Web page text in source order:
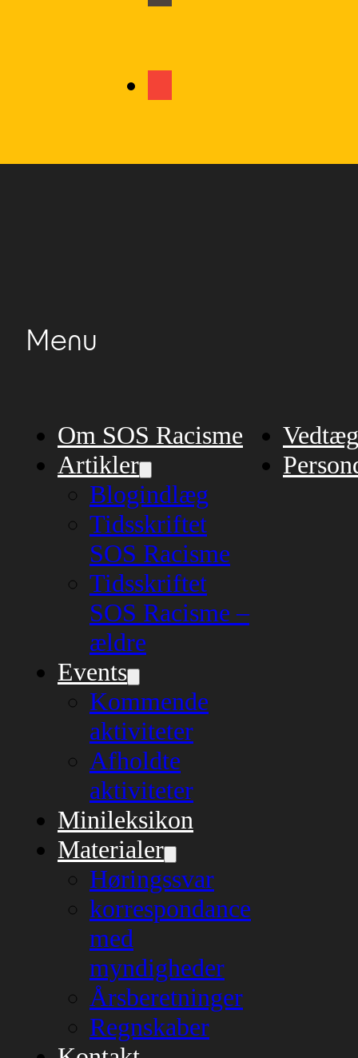
Menu
Om SOS Racisme
Artikler
Blogindlæg
Tidsskriftet
SOS Racisme
Tidsskriftet
SOS Racisme –
ældre
Events
Kommende
aktiviteter
Afholdte
aktiviteter
Minileksikon
Materialer
Høringssvar
korrespondance
med
myndigheder
Årsberetninger
Regnskaber